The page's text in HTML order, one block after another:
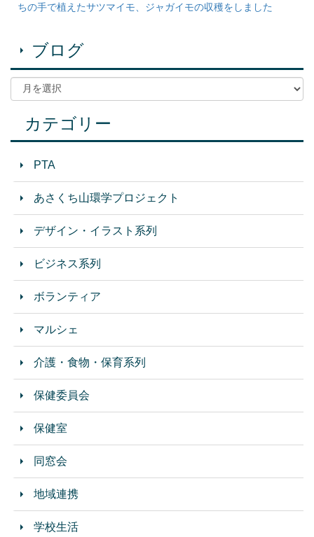
ちの手で植えたサツマイモ、ジャガイモの収穫をしました
ブログ
カテゴリー
PTA
あさくち山環学プロジェクト
デザイン・イラスト系列
ビジネス系列
ボランティア
マルシェ
介護・食物・保育系列
保健委員会
保健室
同窓会
地域連携
学校生活